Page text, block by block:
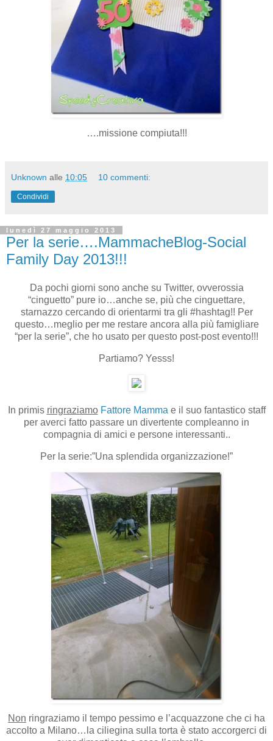
….missione compiuta!!!
Unknown alle 10:05 10 commenti:
Condividi
lunedì 27 maggio 2013
Per la serie….MammacheBlog-Social
Family Day 2013!!!
Da pochi giorni sono anche su Twitter, ovverossia
“cinguetto” pure io…anche se, più che cinguettare,
starnazzo cercando di orientarmi tra gli #hashtag!! Per
questo…meglio per me restare ancora alla più famigliare
“per la serie”, che ho usato per questo post-post evento!!!
Partiamo? Yesss!
In primis ringraziamo Fattore Mamma e il suo fantastico staff
per averci fatto passare un divertente compleanno in
compagnia di amici e persone interessanti..
Per la serie:”Una splendida organizzazione!”
Non ringraziamo il tempo pessimo e l’acquazzone che ci ha
accolto a Milano…la ciliegina sulla torta è stato accorgerci di